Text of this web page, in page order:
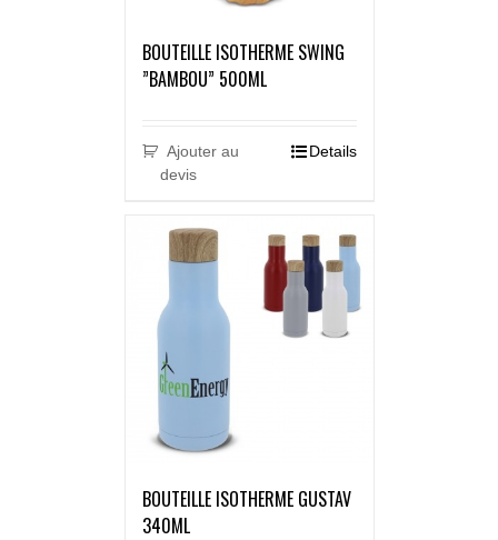
BOUTEILLE ISOTHERME SWING
”BAMBOU” 500ML
Ajouter au
devis
Details
BOUTEILLE ISOTHERME GUSTAV
340ML